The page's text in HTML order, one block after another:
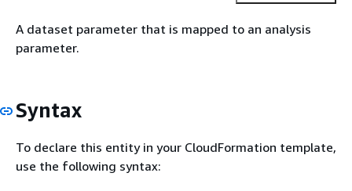
A dataset parameter that is mapped to an analysis
parameter.
Syntax
To declare this entity in your CloudFormation template,
use the following syntax: